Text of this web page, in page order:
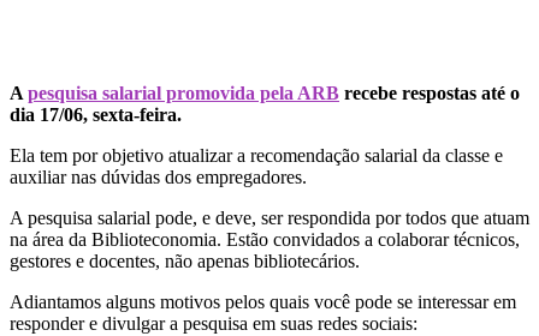
A pesquisa salarial promovida pela ARB recebe respostas até o
dia 17/06, sexta-feira.
Ela tem por objetivo atualizar a recomendação salarial da classe e
auxiliar nas dúvidas dos empregadores.
A pesquisa salarial pode, e deve, ser respondida por todos que atuam
na área da Biblioteconomia. Estão convidados a colaborar técnicos,
gestores e docentes, não apenas bibliotecários. ​​
Adiantamos alguns motivos pelos quais você pode se interessar em
responder e divulgar a pesquisa em suas redes sociais: